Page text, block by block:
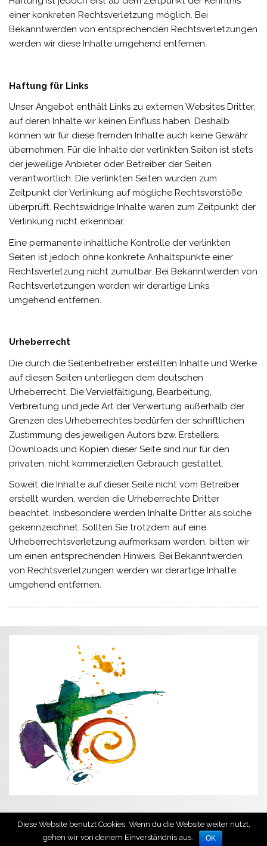
einer konkreten Rechtsverletzung möglich. Bei
Bekanntwerden von entsprechenden Rechtsverletzungen
werden wir diese Inhalte umgehend entfernen.
Haftung für Links
Unser Angebot enthält Links zu externen Websites Dritter,
auf deren Inhalte wir keinen Einfluss haben. Deshalb
können wir für diese fremden Inhalte auch keine Gewähr
übernehmen. Für die Inhalte der verlinkten Seiten ist stets
der jeweilige Anbieter oder Betreiber der Seiten
verantwortlich. Die verlinkten Seiten wurden zum
Zeitpunkt der Verlinkung auf mögliche Rechtsverstöße
überprüft. Rechtswidrige Inhalte waren zum Zeitpunkt der
Verlinkung nicht erkennbar.
Eine permanente inhaltliche Kontrolle der verlinkten
Seiten ist jedoch ohne konkrete Anhaltspunkte einer
Rechtsverletzung nicht zumutbar. Bei Bekanntwerden von
Rechtsverletzungen werden wir derartige Links
umgehend entfernen.
Urheberrecht
Die durch die Seitenbetreiber erstellten Inhalte und Werke
auf diesen Seiten unterliegen dem deutschen
Urheberrecht. Die Vervielfältigung, Bearbeitung,
Verbreitung und jede Art der Verwertung außerhalb der
Grenzen des Urheberrechtes bedürfen der schriftlichen
Zustimmung des jeweiligen Autors bzw. Erstellers.
Downloads und Kopien dieser Seite sind nur für den
privaten, nicht kommerziellen Gebrauch gestattet.
Soweit die Inhalte auf dieser Seite nicht vom Betreiber
erstellt wurden, werden die Urheberrechte Dritter
beachtet. Insbesondere werden Inhalte Dritter als solche
gekennzeichnet. Sollten Sie trotzdem auf eine
Urheberrechtsverletzung aufmerksam werden, bitten wir
um einen entsprechenden Hinweis. Bei Bekanntwerden
von Rechtsverletzungen werden wir derartige Inhalte
umgehend entfernen.
Erstellt mitWordPressundSmartline .
Diese Website benutzt Cookies. Wenn du die Website weiter nutzt,
gehen wir von deinem Einverständnis aus.
OK